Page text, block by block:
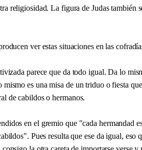
religiosidad. La figura de Judas también
ver estas situaciones en las
parece que da todo igual. Da lo
es una misa de un triduo o fiesta
de cabildos o hermanos.
en el gremio que "cada hermandad
Pues resulta que ese da igual, eso